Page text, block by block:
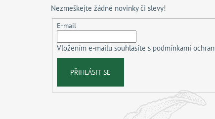
Nezmeškejte žádné novinky či slevy!
E-mail
Vložením e-mailu souhlasíte s podmínkami
PŘIHLÁSIT SE